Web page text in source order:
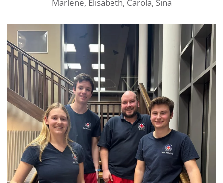
Marlene, Elisabeth, Carola, Sina